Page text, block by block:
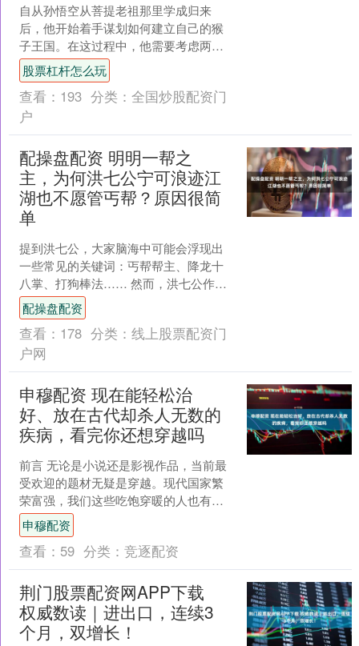
自从孙悟空从菩提老祖那里学成归来
后，他开始着手谋划如何建立自己的猴
子王国。在这过程中，他需要考虑两种
潜在的敌人：妖王和人间的国王。 然
而，孙悟空并未意识到，三界....
股票杠杆怎么玩
查看： 193 分类： 全国炒股配资门
户
配操盘配资 明明一帮之
主，为何洪七公宁可浪迹江
湖也不愿管丐帮？原因很简
单
提到洪七公，大家脑海中可能会浮现出
一些常见的关键词：丐帮帮主、降龙十
八掌、打狗棒法…… 然而，洪七公作为
丐帮的帮主，为什么给人的印象却是“浪
迹江湖，自由自在”的....
配操盘配资
查看： 178 分类： 线上股票配资门
户网
申穆配资 现在能轻松治
好、放在古代却杀人无数的
疾病，看完你还想穿越吗
前言 无论是小说还是影视作品，当前最
受欢迎的题材无疑是穿越。现代国家繁
荣富强，我们这些吃饱穿暖的人也有了
大量空闲时间，自然为各种脑洞大开的
穿越故事提供了土壤。 ....
申穆配资
查看： 59 分类： 竞逐配资
荆门股票配资网APP下载
权威数读｜进出口，连续3
个月，双增长！